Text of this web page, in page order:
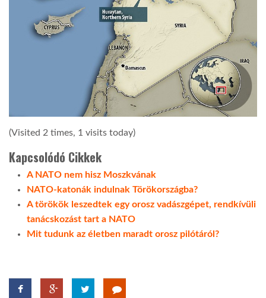
(Visited 2 times, 1 visits today)
Kapcsolódó Cikkek
A NATO nem hisz Moszkvának
NATO-katonák indulnak Törökországba?
A törökök leszedtek egy orosz vadászgépet, rendkívüli
tanácskozást tart a NATO
Mit tudunk az életben maradt orosz pilótáról?